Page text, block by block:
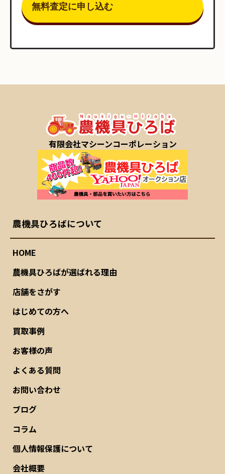
有限会社マシーンコーポレーション
農機具ひろばについて
HOME
農機具ひろばが選ばれる理由
店舗をさがす
はじめての方へ
買取事例
お客様の声
よくある質問
お問い合わせ
ブログ
コラム
個人情報保護について
会社概要